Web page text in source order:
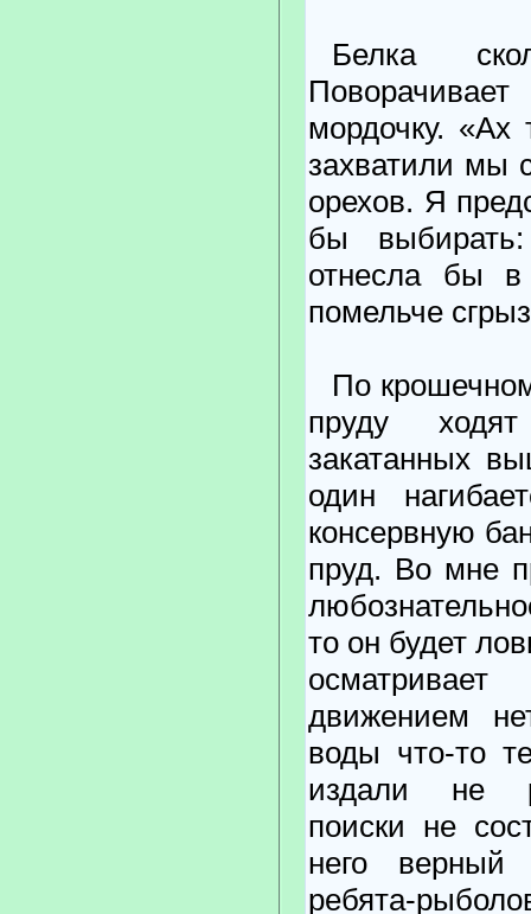
Белка
мордочку.
захватили мы
орехов. Я
бы
отнесла бы в
помельче
По
пруду
закатанных
один
консервную
пруд. Во мне
то он будет
движением
воды что-то
издали не
поиски не
него верный
ребята-